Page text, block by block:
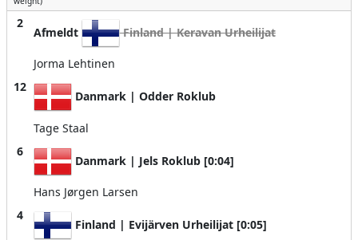
2
Afmeldt Finland | Keravan Urheilijat
Jorma Lehtinen
12
Danmark | Odder Roklub
Tage Staal
6
Danmark | Jels Roklub [0:04]
Hans Jørgen Larsen
4
Finland | Evijärven Urheilijat [0:05]